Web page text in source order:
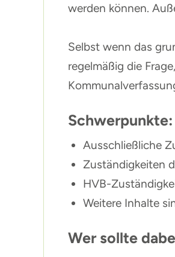
werden können.
Selbst wenn das
regelmäßig die
Schwerpunkte:
Ausschließliche
Zuständigkeiten
HVB-
Weitere Inhalte
Wer sollte